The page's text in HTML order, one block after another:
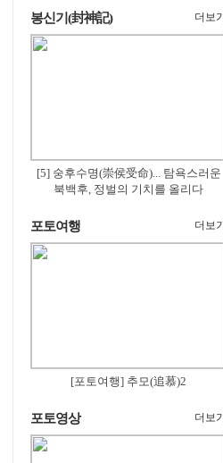
봉신기(封神記) 더보기
[5] 숭후수명(崇侯受命)... 탐욕스러운
북백후, 정벌의 기치를 올리다
포토여행 더보기
[포토여행] 추모(追慕)2
포토영상 더보기